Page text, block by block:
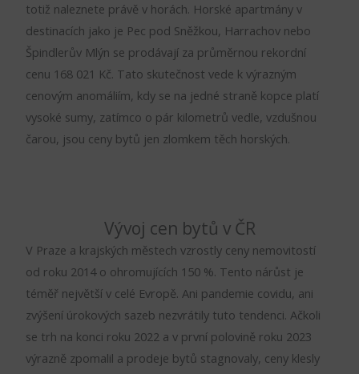
totiž naleznete právě v horách. Horské apartmány v
destinacích jako je Pec pod Sněžkou, Harrachov nebo
Špindlerův Mlýn se prodávají za průměrnou rekordní
cenu 168 021 Kč. Tato skutečnost vede k výrazným
cenovým anomáliím, kdy se na jedné straně kopce platí
vysoké sumy, zatímco o pár kilometrů vedle, vzdušnou
čarou, jsou ceny bytů jen zlomkem těch horských.
Vývoj cen bytů v ČR
V Praze a krajských městech vzrostly ceny nemovitostí
od roku 2014 o ohromujících 150 %. Tento nárůst je
téměř největší v celé Evropě. Ani pandemie covidu, ani
zvýšení úrokových sazeb nezvrátily tuto tendenci. Ačkoli
se trh na konci roku 2022 a v první polovině roku 2023
výrazně zpomalil a prodeje bytů stagnovaly, ceny klesly